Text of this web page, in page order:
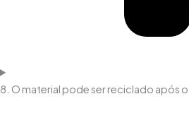
8. O material pode ser reciclado após o